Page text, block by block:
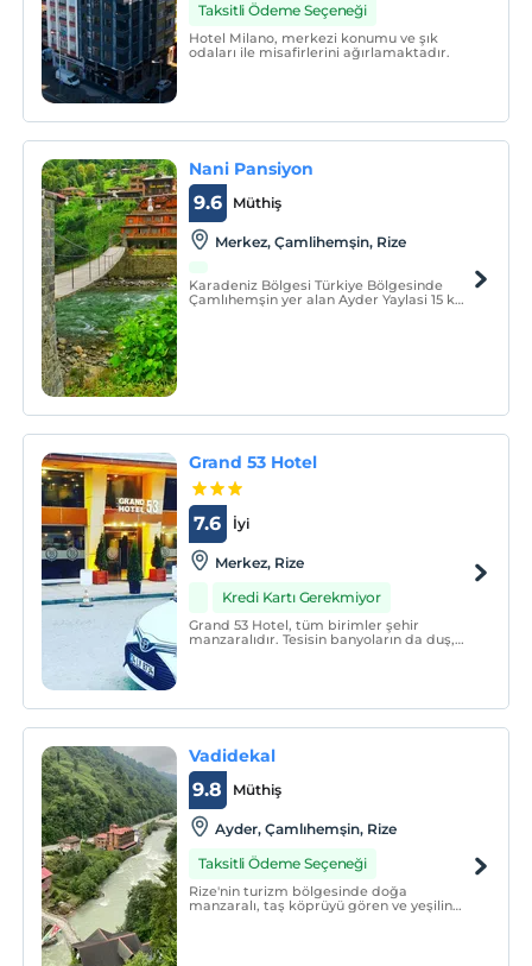
Taksitli Ödeme Seçeneği
Hotel Milano, merkezi konumu ve şık
odaları ile misafirlerini ağırlamaktadır.
Nani Pansiyon
Müthiş
9.6
Merkez, Çamlihemşin, Rize
Karadeniz Bölgesi Türkiye Bölgesinde
Çamlıhemşin yer alan Ayder Yaylasi 15 km,
Grand 53 Hotel
İyi
7.6
Merkez, Rize
Kredi Kartı Gerekmiyor
Grand 53 Hotel, tüm birimler şehir
manzaralıdır. Tesisin banyoların da duş,
çıkarabilirsiniz.
Vadidekal
Müthiş
9.8
Ayder, Çamlıhemşin, Rize
Taksitli Ödeme Seçeneği
Rize'nin turizm bölgesinde doğa
manzaralı, taş köprüyü gören ve yeşilin